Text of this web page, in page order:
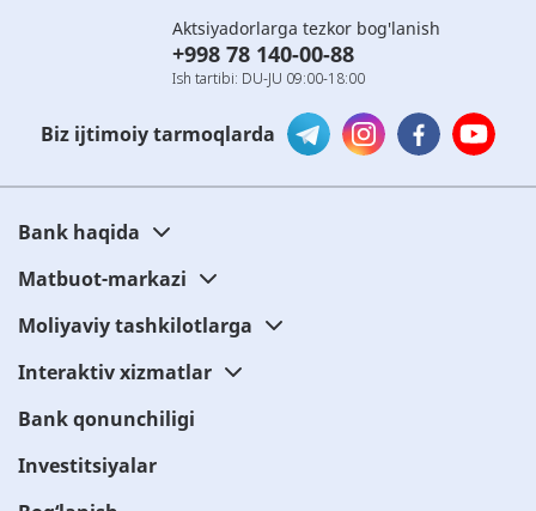
Aktsiyadorlarga tezkor bog'lanish
+998 78 140-00-88
Ish tartibi: DU-JU 09:00-18:00
Biz ijtimoiy tarmoqlarda
Bank haqida
Matbuot-markazi
Moliyaviy tashkilotlarga
Interaktiv xizmatlar
Bank qonunchiligi
Investitsiyalar